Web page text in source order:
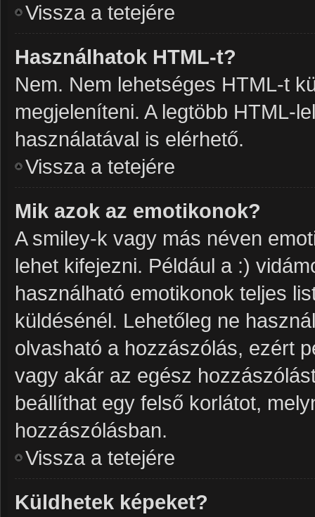
Vissza a tetejére
Használhatok HTML-t?
Nem. Nem lehetséges HTML-t
megjeleníteni. A legtöbb HTML-
használatával is elérhető.
Vissza a tetejére
Mik azok az emotikonok?
A smiley-k vagy más néven
lehet kifejezni. Például a :)
használható emotikonok teljes
küldésénél. Lehetőleg ne
olvasható a hozzászólás, ezért
vagy akár az egész
beállíthat egy felső korlátot,
hozzászólásban.
Vissza a tetejére
Küldhetek képeket?